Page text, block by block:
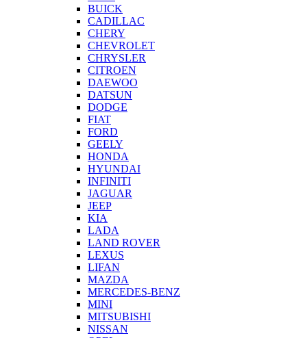
BUICK
CADILLAC
CHERY
CHEVROLET
CHRYSLER
CITROEN
DAEWOO
DATSUN
DODGE
FIAT
FORD
GEELY
HONDA
HYUNDAI
INFINITI
JAGUAR
JEEP
KIA
LADA
LAND ROVER
LEXUS
LIFAN
MAZDA
MERCEDES-BENZ
MINI
MITSUBISHI
NISSAN